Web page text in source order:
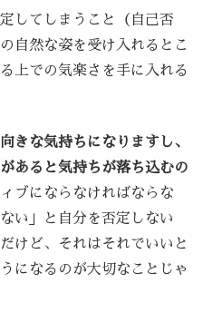
してしまうこと（自己否
自然な姿を受け入れるとこ
上での気楽さを手に入れる
きな気持ちになりますし、
あると気持ちが落ち込むの
ブにならなければならな
い」と自分を否定しない
けど、それはそれでいいと
になるのが大切なことじゃ